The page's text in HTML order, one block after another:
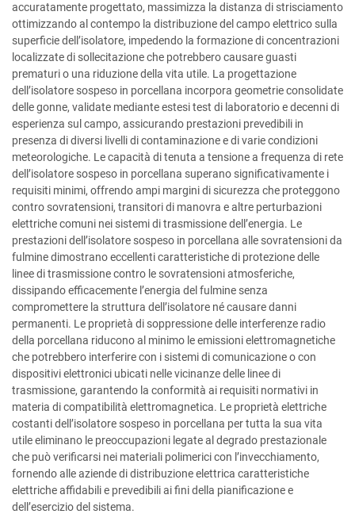
accuratamente progettato, massimizza la distanza di strisciamento
ottimizzando al contempo la distribuzione del campo elettrico sulla
superficie dell’isolatore, impedendo la formazione di concentrazioni
localizzate di sollecitazione che potrebbero causare guasti
prematuri o una riduzione della vita utile. La progettazione
dell’isolatore sospeso in porcellana incorpora geometrie consolidate
delle gonne, validate mediante estesi test di laboratorio e decenni di
esperienza sul campo, assicurando prestazioni prevedibili in
presenza di diversi livelli di contaminazione e di varie condizioni
meteorologiche. Le capacità di tenuta a tensione a frequenza di rete
dell’isolatore sospeso in porcellana superano significativamente i
requisiti minimi, offrendo ampi margini di sicurezza che proteggono
contro sovratensioni, transitori di manovra e altre perturbazioni
elettriche comuni nei sistemi di trasmissione dell’energia. Le
prestazioni dell’isolatore sospeso in porcellana alle sovratensioni da
fulmine dimostrano eccellenti caratteristiche di protezione delle
linee di trasmissione contro le sovratensioni atmosferiche,
dissipando efficacemente l’energia del fulmine senza
compromettere la struttura dell’isolatore né causare danni
permanenti. Le proprietà di soppressione delle interferenze radio
della porcellana riducono al minimo le emissioni elettromagnetiche
che potrebbero interferire con i sistemi di comunicazione o con
dispositivi elettronici ubicati nelle vicinanze delle linee di
trasmissione, garantendo la conformità ai requisiti normativi in
materia di compatibilità elettromagnetica. Le proprietà elettriche
costanti dell’isolatore sospeso in porcellana per tutta la sua vita
utile eliminano le preoccupazioni legate al degrado prestazionale
che può verificarsi nei materiali polimerici con l’invecchiamento,
fornendo alle aziende di distribuzione elettrica caratteristiche
elettriche affidabili e prevedibili ai fini della pianificazione e
dell’esercizio del sistema.